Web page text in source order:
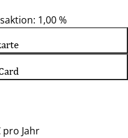
1,00 %
pro Jahr